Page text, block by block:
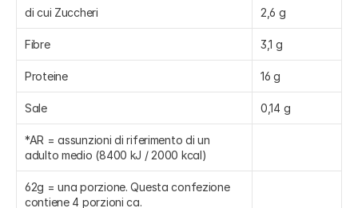
di cui Zuccheri 2,6 g
Fibre 3,1 g
Proteine 16 g
Sale 0,14 g
*AR = assunzioni di riferimento di un
adulto medio (8400 kJ / 2000 kcal)
62g = una porzione. Questa confezione
contiene 4 porzioni ca.